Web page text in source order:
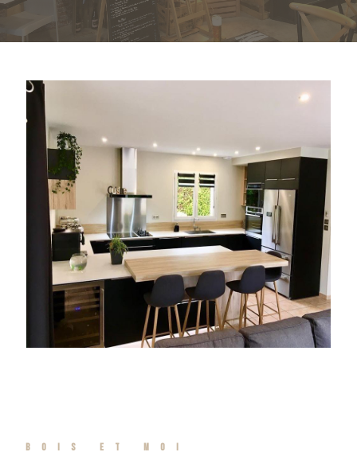
BOIS ET MOI